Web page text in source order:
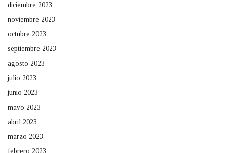
diciembre 2023
noviembre 2023
octubre 2023
septiembre 2023
agosto 2023
julio 2023
junio 2023
mayo 2023
abril 2023
marzo 2023
febrero 2023